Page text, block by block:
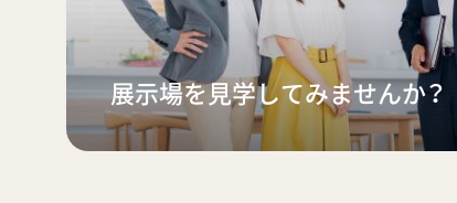
展示場を見学してみませんか？